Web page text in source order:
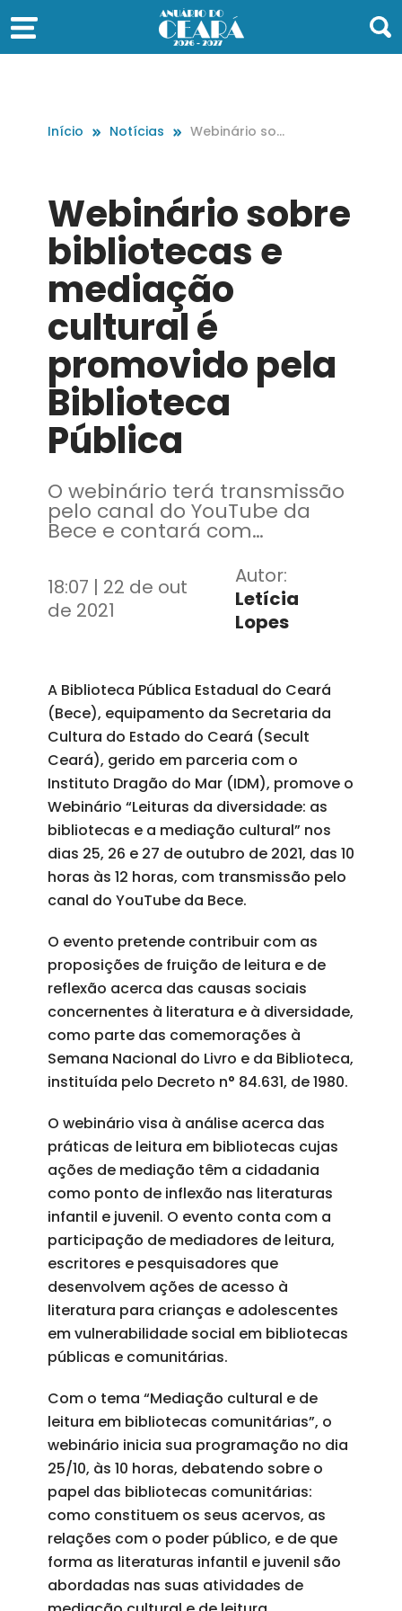
Início Notícias
Webinário sobr
do pela Bibliot
eca Pública
Webinário sobre
bibliotecas e
mediação
cultural é
promovido pela
Biblioteca
Pública
O webinário terá transmissão
pelo canal do YouTube da
Bece e contará com
18:07 | 22 de out
de 2021
Autor:
Letícia
Lopes
A Biblioteca Pública Estadual do Ceará
(Bece), equipamento da Secretaria da
Cultura do Estado do Ceará (Secult
Ceará), gerido em parceria com o
Instituto Dragão do Mar (IDM), promove o
Webinário “Leituras da diversidade: as
bibliotecas e a mediação cultural” nos
dias 25, 26 e 27 de outubro de 2021, das 10
horas às 12 horas, com transmissão pelo
canal do YouTube da Bece.
O evento pretende contribuir com as
proposições de fruição de leitura e de
reflexão acerca das causas sociais
concernentes à literatura e à diversidade,
como parte das comemorações à
Semana Nacional do Livro e da Biblioteca,
instituída pelo Decreto n° 84.631, de 1980.
O webinário visa à análise acerca das
práticas de leitura em bibliotecas cujas
ações de mediação têm a cidadania
como ponto de inflexão nas literaturas
infantil e juvenil. O evento conta com a
participação de mediadores de leitura,
escritores e pesquisadores que
desenvolvem ações de acesso à
literatura para crianças e adolescentes
em vulnerabilidade social em bibliotecas
públicas e comunitárias.
Com o tema “Mediação cultural e de
leitura em bibliotecas comunitárias”, o
webinário inicia sua programação no dia
25/10, às 10 horas, debatendo sobre o
papel das bibliotecas comunitárias:
como constituem os seus acervos, as
relações com o poder público, e de que
forma as literaturas infantil e juvenil são
abordadas nas suas atividades de